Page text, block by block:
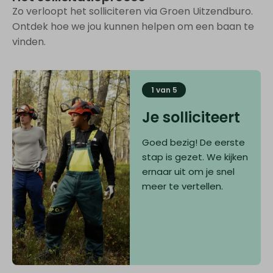
Zo verloopt het solliciteren via Groen Uitzendburo.
Ontdek hoe we jou kunnen helpen om een baan te
vinden.
1 van 5
Je solliciteert
Goed bezig! De eerste
stap is gezet. We kijken
ernaar uit om je snel
meer te vertellen.